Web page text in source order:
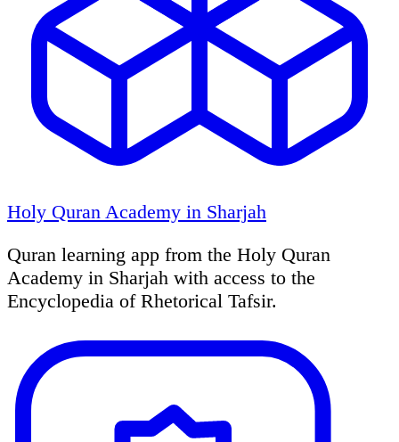
Holy Quran Academy in Sharjah
Quran learning app from the Holy Quran
Academy in Sharjah with access to the
Encyclopedia of Rhetorical Tafsir.